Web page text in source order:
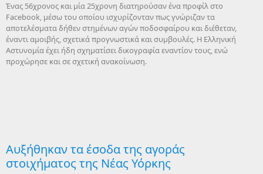
Ένας 56χρονος και μία 25χρονη διατηρούσαν ένα προφίλ στο
Facebook, μέσω του οποίου ισχυρίζονταν πως γνώριζαν τα
αποτελέσματα δήθεν στημένων αγών ποδοσφαίρου και διέθεταν,
έναντι αμοιβής, σχετικά προγνωστικά και συμβουλές. Η Ελληνική
Αστυνομία έχει ήδη σχηματίσει δικογραφία εναντίον τους, ενώ
προχώρησε και σε σχετική ανακοίνωση.
Αυξήθηκαν τα έσοδα της αγοράς
στοιχήματος της Νέας Υόρκης